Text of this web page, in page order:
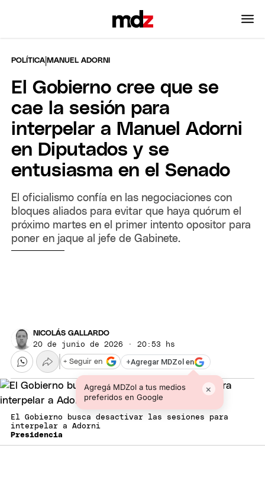
POLÍTICA |MANUEL ADORNI
El Gobierno cree que se
cae la sesión para
interpelar a Manuel Adorni
en Diputados y se
entusiasma en el Senado
El oficialismo confía en las negociaciones con
bloques aliados para evitar que haya quórum el
próximo martes en el primer intento opositor para
poner en jaque al jefe de Gabinete.
NICOLÁS GALLARDO
20 de junio de 2026 · 20:53 hs
+Agregar MDZol en
Agregá MDZol a tus medios
preferidos en Google
×
+ Seguir en
El Gobierno busca desactivar las sesiones para
interpelar a Adorni
Presidencia